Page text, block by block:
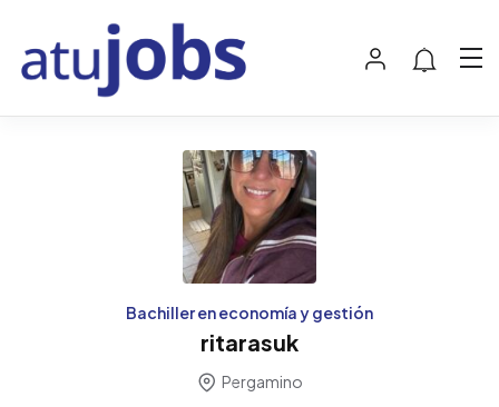
Bachiller en economía y gestión
ritarasuk
Pergamino